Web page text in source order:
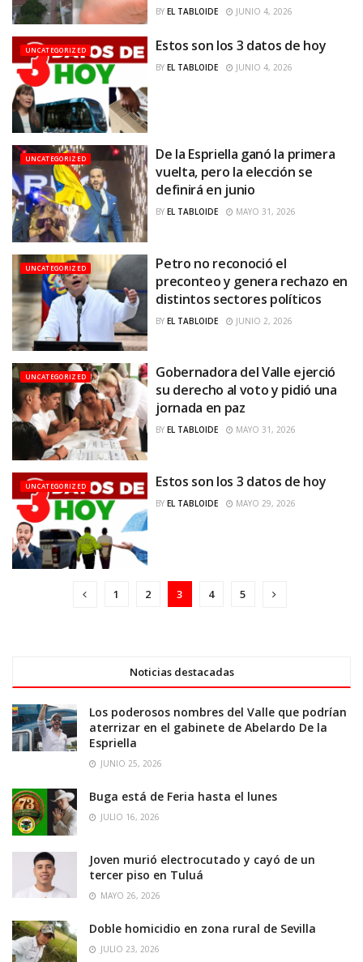
BY EL TABLOIDE JUNIO 4, 2026
UNCATEGORIZED Estos son los 3 datos de hoy
BY EL TABLOIDE JUNIO 4, 2026
UNCATEGORIZED
De la Espriella ganó la primera
vuelta, pero la elección se
definirá en junio
BY EL TABLOIDE MAYO 31, 2026
UNCATEGORIZED
Petro no reconoció el
preconteo y genera rechazo en
distintos sectores políticos
BY EL TABLOIDE JUNIO 2, 2026
UNCATEGORIZED
Gobernadora del Valle ejerció
su derecho al voto y pidió una
jornada en paz
BY EL TABLOIDE MAYO 31, 2026
UNCATEGORIZED Estos son los 3 datos de hoy
BY EL TABLOIDE MAYO 29, 2026
1 2 3 4 5
Noticias destacadas
Los poderosos nombres del Valle que podrían
aterrizar en el gabinete de Abelardo De la
Espriella
JUNIO 25, 2026
Buga está de Feria hasta el lunes
JULIO 16, 2026
Joven murió electrocutado y cayó de un
tercer piso en Tuluá
MAYO 26, 2026
Doble homicidio en zona rural de Sevilla
JULIO 23, 2026